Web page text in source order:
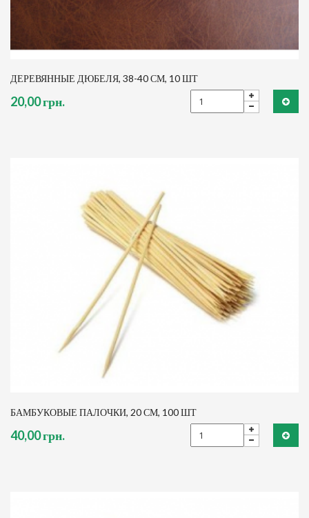
ДЕРЕВЯННЫЕ ДЮБЕЛЯ, 38-40 СМ, 10 ШТ
20,00 грн.
БАМБУКОВЫЕ ПАЛОЧКИ, 20 СМ, 100 ШТ
40,00 грн.